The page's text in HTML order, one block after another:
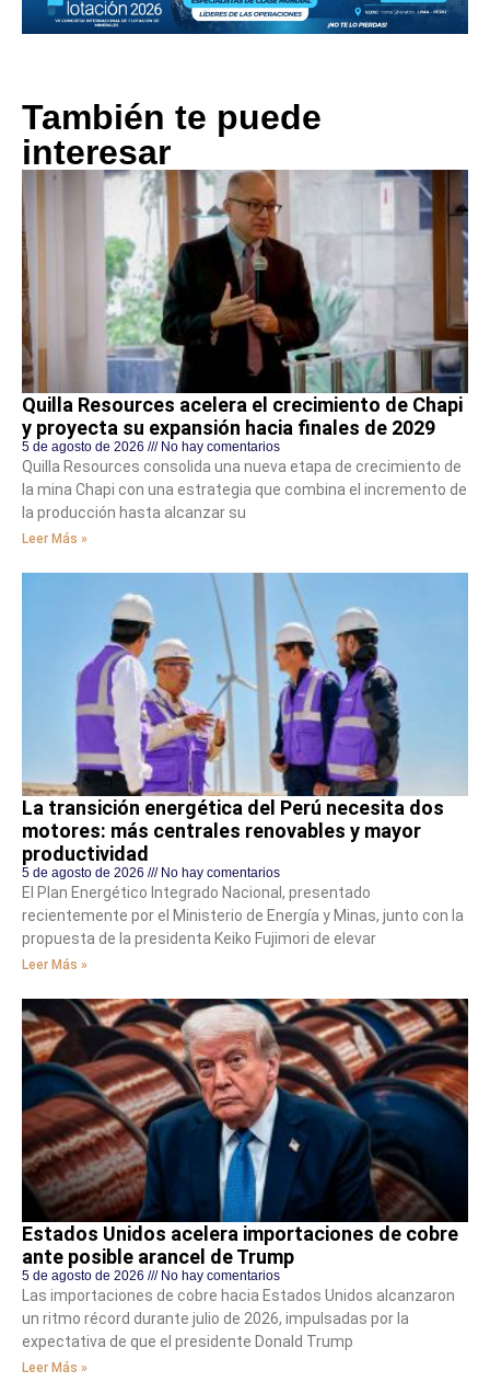
También te puede
interesar
Quilla Resources acelera el crecimiento de Chapi
y proyecta su expansión hacia finales de 2029
5 de agosto de 2026 No hay comentarios
Quilla Resources consolida una nueva etapa de crecimiento de
la mina Chapi con una estrategia que combina el incremento de
la producción hasta alcanzar su
Leer Más »
La transición energética del Perú necesita dos
motores: más centrales renovables y mayor
productividad
5 de agosto de 2026 No hay comentarios
El Plan Energético Integrado Nacional, presentado
recientemente por el Ministerio de Energía y Minas, junto con la
propuesta de la presidenta Keiko Fujimori de elevar
Leer Más »
Estados Unidos acelera importaciones de cobre
ante posible arancel de Trump
5 de agosto de 2026 No hay comentarios
Las importaciones de cobre hacia Estados Unidos alcanzaron
un ritmo récord durante julio de 2026, impulsadas por la
expectativa de que el presidente Donald Trump
Leer Más »